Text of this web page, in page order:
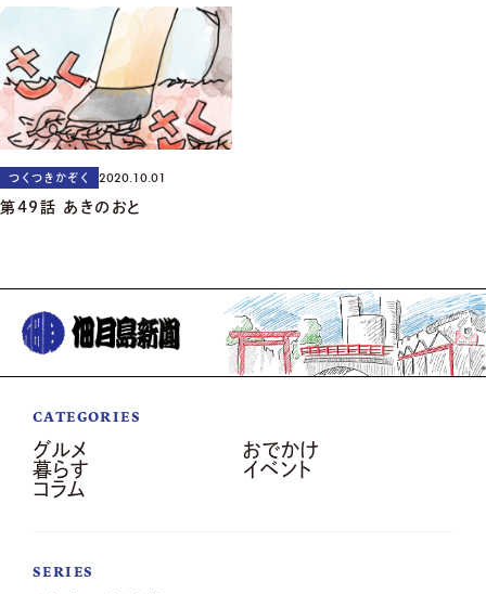
つくつきかぞく 2020.10.01
第49話 あきのおと
CATEGORIES
グルメ
おでかけ
暮らす
イベント
コラム
SERIES